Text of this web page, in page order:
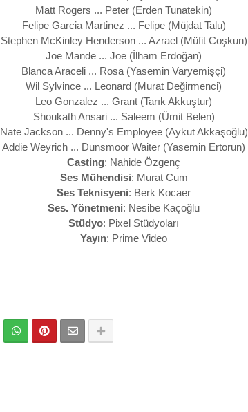
Matt Rogers ... Peter (Erden Tunatekin)
Felipe Garcia Martinez ... Felipe (Müjdat Talu)
Stephen McKinley Henderson ... Azrael (Müfit Coşkun)
Joe Mande ... Joe (İlham Erdoğan)
Blanca Araceli ... Rosa (Yasemin Varyemişçi)
Wil Sylvince ... Leonard (Murat Değirmenci)
Leo Gonzalez ... Grant (Tarık Akkuştur)
Shoukath Ansari ... Saleem (Ümit Belen)
Nate Jackson ... Denny's Employee (Aykut Akkaşoğlu)
Addie Weyrich ... Dunsmoor Waiter (Yasemin Ertorun)
Casting: Nahide Özgenç
Ses Mühendisi: Murat Cum
Ses Teknisyeni: Berk Kocaer
Ses. Yönetmeni: Nesibe Kaçoğlu
Stüdyo: Pixel Stüdyoları
Yayın: Prime Video